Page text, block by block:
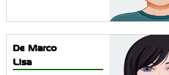
De Marco
Lisa